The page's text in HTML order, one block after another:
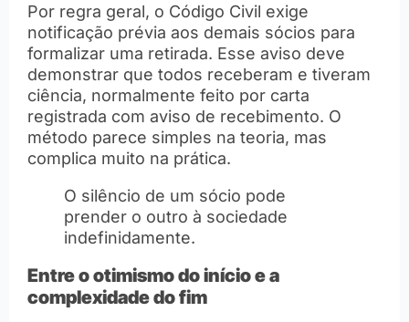
Por regra geral, o Código Civil exige
notificação prévia aos demais sócios para
formalizar uma retirada. Esse aviso deve
demonstrar que todos receberam e tiveram
ciência, normalmente feito por carta
registrada com aviso de recebimento. O
método parece simples na teoria, mas
complica muito na prática.
O silêncio de um sócio pode
prender o outro à sociedade
indefinidamente.
Entre o otimismo do início e a
complexidade do fim